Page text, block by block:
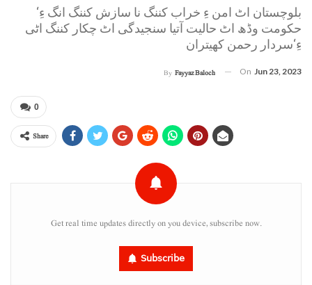
بلوچستان اٹ امن ءِ خراب کننگ نا سازش کننگ انگ ءِ‘
حکومت وڈھ اٹ حالیت آتیا سنجیدگی اٹ چکار کننگ اٹی
ءِ‘سردار رحمن کھیتران
By Fayyaz Baloch On Jun 23, 2023
0
Share
Get real time updates directly on you device, subscribe now.
Subscribe